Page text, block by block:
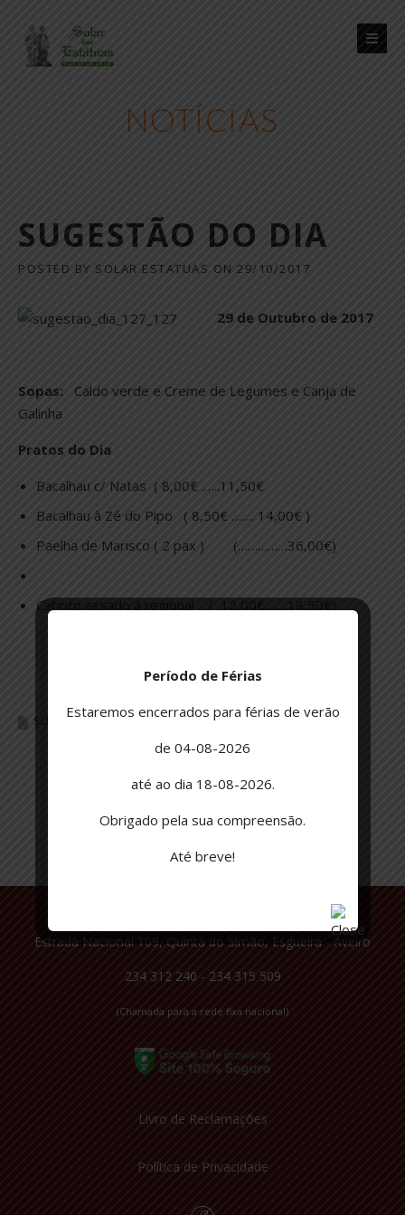
content
NOTÍCIAS
SUGESTÃO DO DIA
POSTED BY SOLAR ESTATUAS ON 29/10/2017
29 de Outubro de 2017
Sopas: Caldo verde e Creme de Legumes e Canja de
Galinha
Pratos do Dia
Bacalhau c/ Natas ( 8,00€ .…..11,50€
Bacalhau à Zé do Pipo ( 8,50€ ……. 14,00€ )
Paelha de Marisco ( 2 pax ) (……………36,00€)
Cabrito assado á regional ( 12,00€…….18,50€)
SUGESTÃO DO DIA
Estrada Nacional 109, Quinta do Simão, Esgueira - Aveiro
234 312 240 - 234 315 509
(Chamada para a rede fixa nacional)
Livro de Reclamações
Política de Privacidade
Período de Férias
Estaremos encerrados para férias de verão
de 04-08-2026
até ao dia 18-08-2026.
Obrigado pela sua compreensão.
Até breve!